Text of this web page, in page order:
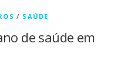
/ SAÚDE
de saúde em